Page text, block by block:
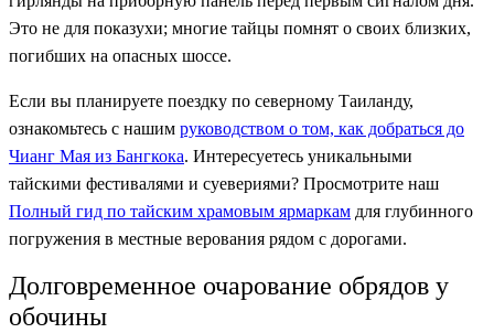
Это не для показухи; многие тайцы помнят о своих близких,
погибших на опасных шоссе.
Если вы планируете поездку по северному Таиланду,
ознакомьтесь с нашим руководством о том, как добраться до
Чианг Мая из Бангкока. Интересуетесь уникальными
тайскими фестивалями и суевериями? Просмотрите наш
Полный гид по тайским храмовым ярмаркам для глубинного
погружения в местные верования рядом с дорогами.
Долговременное очарование обрядов у
обочины